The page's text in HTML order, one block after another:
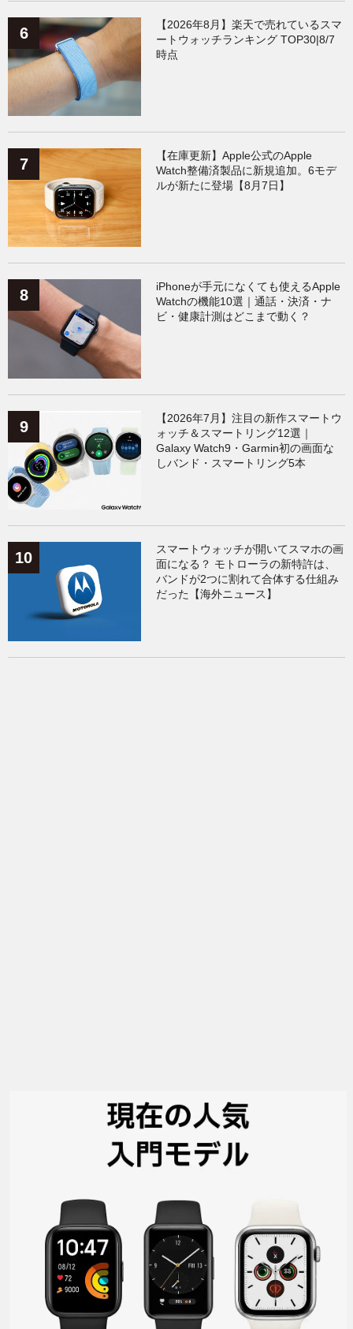
【2026年8月】楽天で売れているスマ
ートウォッチランキング TOP30|8/7
時点
【在庫更新】Apple公式のApple
Watch整備済製品に新規追加。6モデ
ルが新たに登場【8月7日】
iPhoneが手元になくても使えるApple
Watchの機能10選｜通話・決済・ナ
ビ・健康計測はどこまで動く？
【2026年7月】注目の新作スマートウ
ォッチ＆スマートリング12選｜
Galaxy Watch9・Garmin初の画面な
しバンド・スマートリング5本
スマートウォッチが開いてスマホの画
面になる？ モトローラの新特許は、
バンドが2つに割れて合体する仕組み
だった【海外ニュース】